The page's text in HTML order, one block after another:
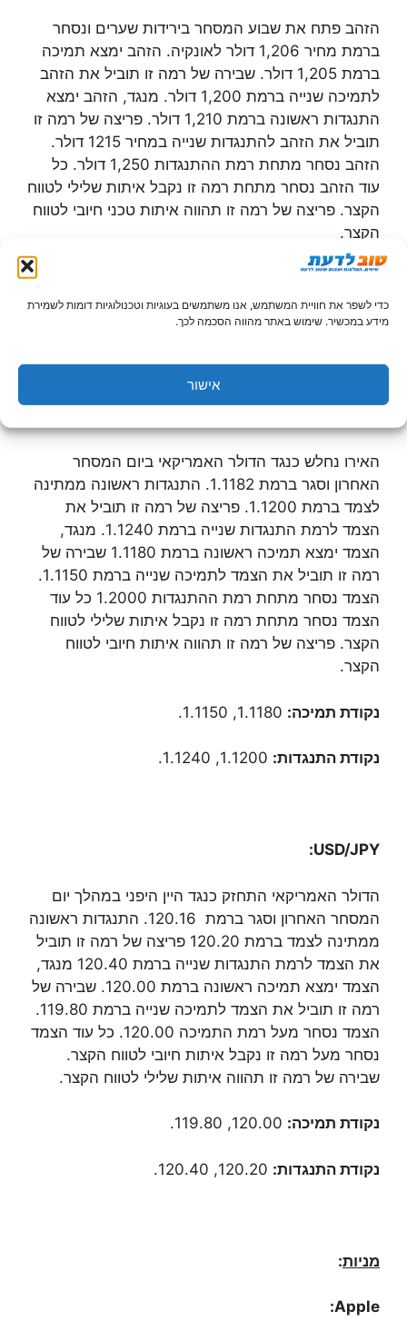
כדי לשפר את חוויית המשתמש, אנו משתמשים בעוגיות וטכנולוגיות דומות לשמירת
מידע במכשיר. שימוש באתר מהווה הסכמה לכך.
אישור
הזהב פתח את שבוע המסחר בירידות שערים ונסחר
ברמת מחיר 1,206 דולר לאונקיה. הזהב ימצא תמיכה
ברמת 1,205 דולר. שבירה של רמה זו תוביל את הזהב
לתמיכה שנייה ברמת 1,200 דולר. מנגד, הזהב ימצא
התנגדות ראשונה ברמת 1,210 דולר. פריצה של רמה זו
תוביל את הזהב להתנגדות שנייה במחיר 1215 דולר.
הזהב נסחר מתחת רמת ההתנגדות 1,250 דולר. כל
עוד הזהב נסחר מתחת רמה זו נקבל איתות שלילי לטווח
הקצר. פריצה של רמה זו תהווה איתות טכני חיובי לטווח
הקצר.
מט"ח:
האירו נחלש כנגד הדולר האמריקאי ביום המסחר
האחרון וסגר ברמת 1.1182. התנגדות ראשונה ממתינה
לצמד ברמת 1.1200. פריצה של רמה זו תוביל את
הצמד לרמת התנגדות שנייה ברמת 1.1240. מנגד,
הצמד ימצא תמיכה ראשונה ברמת 1.1180 שבירה של
רמה זו תוביל את הצמד לתמיכה שנייה ברמת 1.1150.
הצמד נסחר מתחת רמת ההתנגדות 1.2000 כל עוד
הצמד נסחר מתחת רמה זו נקבל איתות שלילי לטווח
הקצר. פריצה של רמה זו תהווה איתות חיובי לטווח
הקצר.
נקודת תמיכה:
נקודת התנגדות:
USD/JPY
:
הדולר האמריקאי התחזק כנגד היין היפני במהלך יום
המסחר האחרון וסגר ברמת 120.16. התנגדות ראשונה
ממתינה לצמד ברמת 120.20 פריצה של רמה זו תוביל
את הצמד לרמת התנגדות שנייה ברמת 120.40 מנגד,
הצמד ימצא תמיכה ראשונה ברמת 120.00. שבירה של
רמה זו תוביל את הצמד לתמיכה שנייה ברמת 119.80.
הצמד נסחר מעל רמת התמיכה 120.00. כל עוד הצמד
נסחר מעל רמה זו נקבל איתות חיובי לטווח הקצר.
שבירה של רמה זו תהווה איתות שלילי לטווח הקצר.
נקודת תמיכה:
נקודת התנגדות:
מניות:
Apple
: